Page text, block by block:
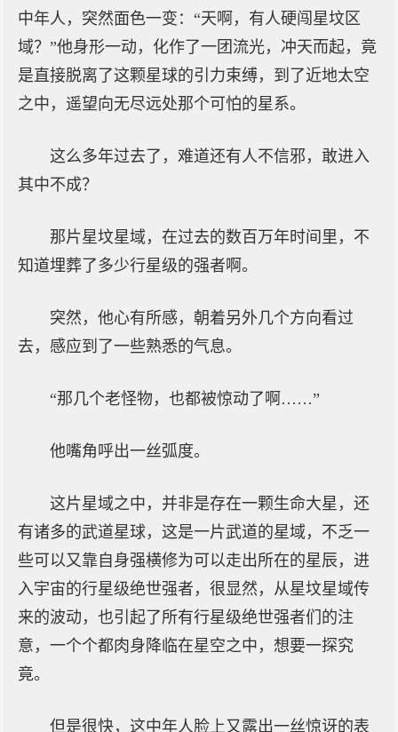
中年人，突然面色一变：“天啊，有人硬闯星坟区
域？”他身形一动，化作了一团流光，冲天而起，竟
是直接脱离了这颗星球的引力束缚，到了近地太空
之中，遥望向无尽远处那个可怕的星系。
这么多年过去了，难道还有人不信邪，敢进入
其中不成？
那片星坟星域，在过去的数百万年时间里，不
知道埋葬了多少行星级的强者啊。
突然，他心有所感，朝着另外几个方向看过
去，感应到了一些熟悉的气息。
“那几个老怪物，也都被惊动了啊……”
他嘴角呼出一丝弧度。
这片星域之中，并非是存在一颗生命大星，还
有诸多的武道星球，这是一片武道的星域，不乏一
些可以又靠自身强横修为可以走出所在的星辰，进
入宇宙的行星级绝世强者，很显然，从星坟星域传
来的波动，也引起了所有行星级绝世强者们的注
意，一个个都肉身降临在星空之中，想要一探究
竟。
但是很快，这中年人脸上又露出一丝惊讶的表